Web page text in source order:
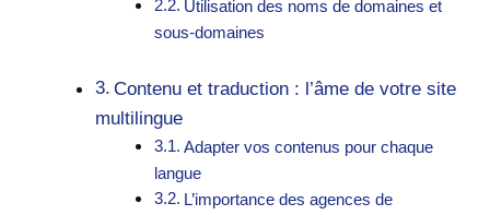
Utilisation des noms de domaines et
sous-domaines
Contenu et traduction : l’âme de votre site
multilingue
Adapter vos contenus pour chaque
langue
L’importance des agences de